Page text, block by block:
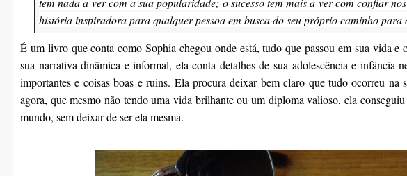
história inspiradora para qualquer pessoa em busca do seu próprio caminho para
É um livro que conta como Sophia chegou onde está, tudo que passou em sua vida e
sua narrativa dinâmica e informal, ela conta detalhes de sua adolescência e infância
importantes e coisas boas e ruins. Ela procura deixar bem claro que tudo ocorreu
agora, que mesmo não tendo uma vida brilhante ou um diploma valioso, ela
mundo, sem deixar de ser ela mesma.